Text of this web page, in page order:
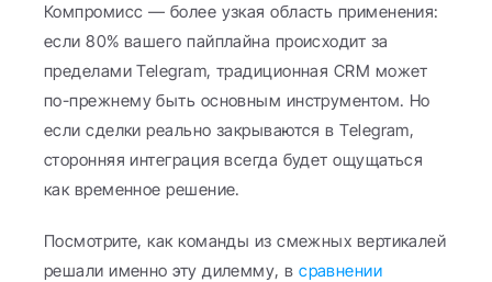
Компромисс — более узкая область применения:
если 80% вашего пайплайна происходит за
пределами Telegram, традиционная CRM может
по-прежнему быть основным инструментом. Но
если сделки реально закрываются в Telegram,
сторонняя интеграция всегда будет ощущаться
как временное решение.
Посмотрите, как команды из смежных вертикалей
решали именно эту дилемму, в сравнении